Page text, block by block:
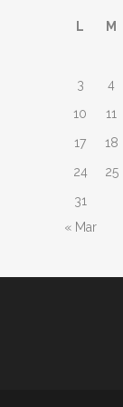
L M
3
4
10
11
17
18
24
25
31
« Mar